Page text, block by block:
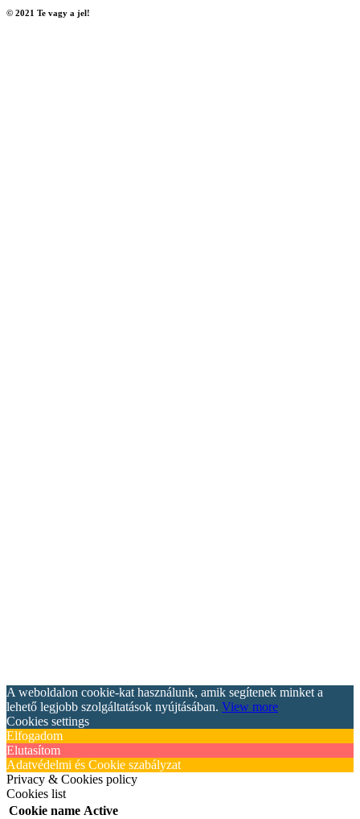
© 2021 Te vagy a jel!
A weboldalon cookie-kat használunk, amik segítenek minket a
lehető legjobb szolgáltatások nyújtásában. View more
Cookies settings
Elfogadom
Elutasítom
Adatvédelmi és Cookie szabályzat
Privacy & Cookies policy
Cookies list
Cookie name Active